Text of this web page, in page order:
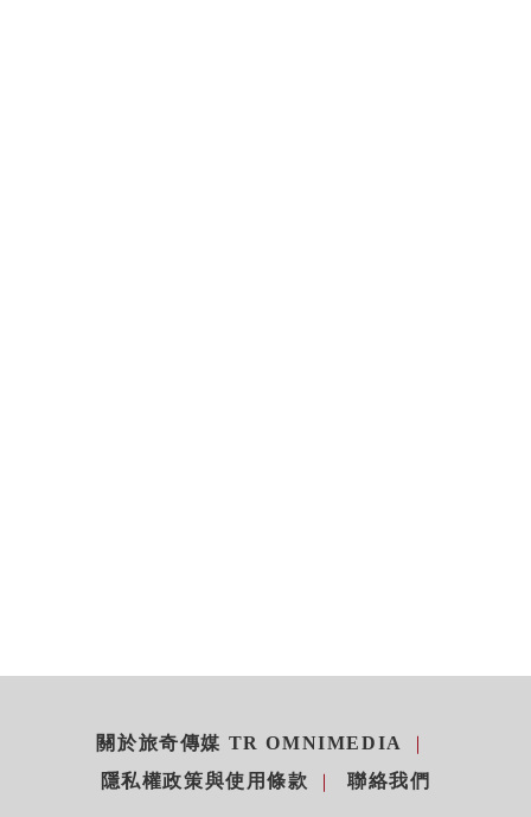
關於旅奇傳媒 TR OMNIMEDIA
隱私權政策與使用條款
聯絡我們